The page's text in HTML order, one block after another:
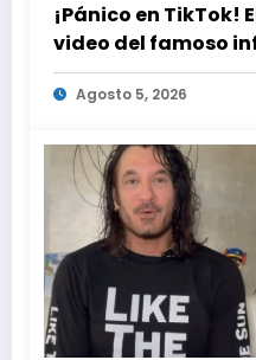
¡Pánico en TikTok!
video del famoso
Hilton que obligó a
ayuda médica
Agosto 5, 2026